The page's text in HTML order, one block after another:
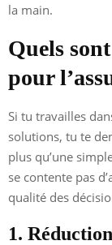
la main.
Quels
pour
Si tu travailles
solutions, tu te
plus qu’une
se contente pas
qualité des
1.